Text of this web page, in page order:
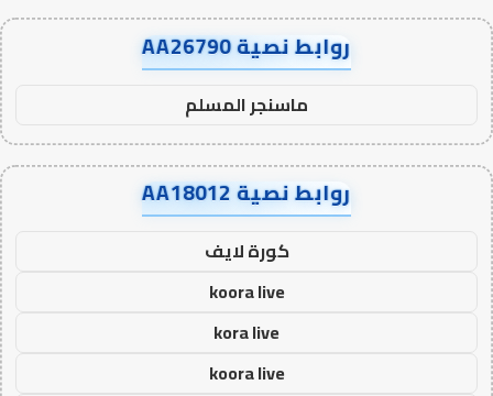
روابط نصية AA26790
ماسنجر المسلم
روابط نصية AA18012
كورة لايف
koora live
kora live
koora live